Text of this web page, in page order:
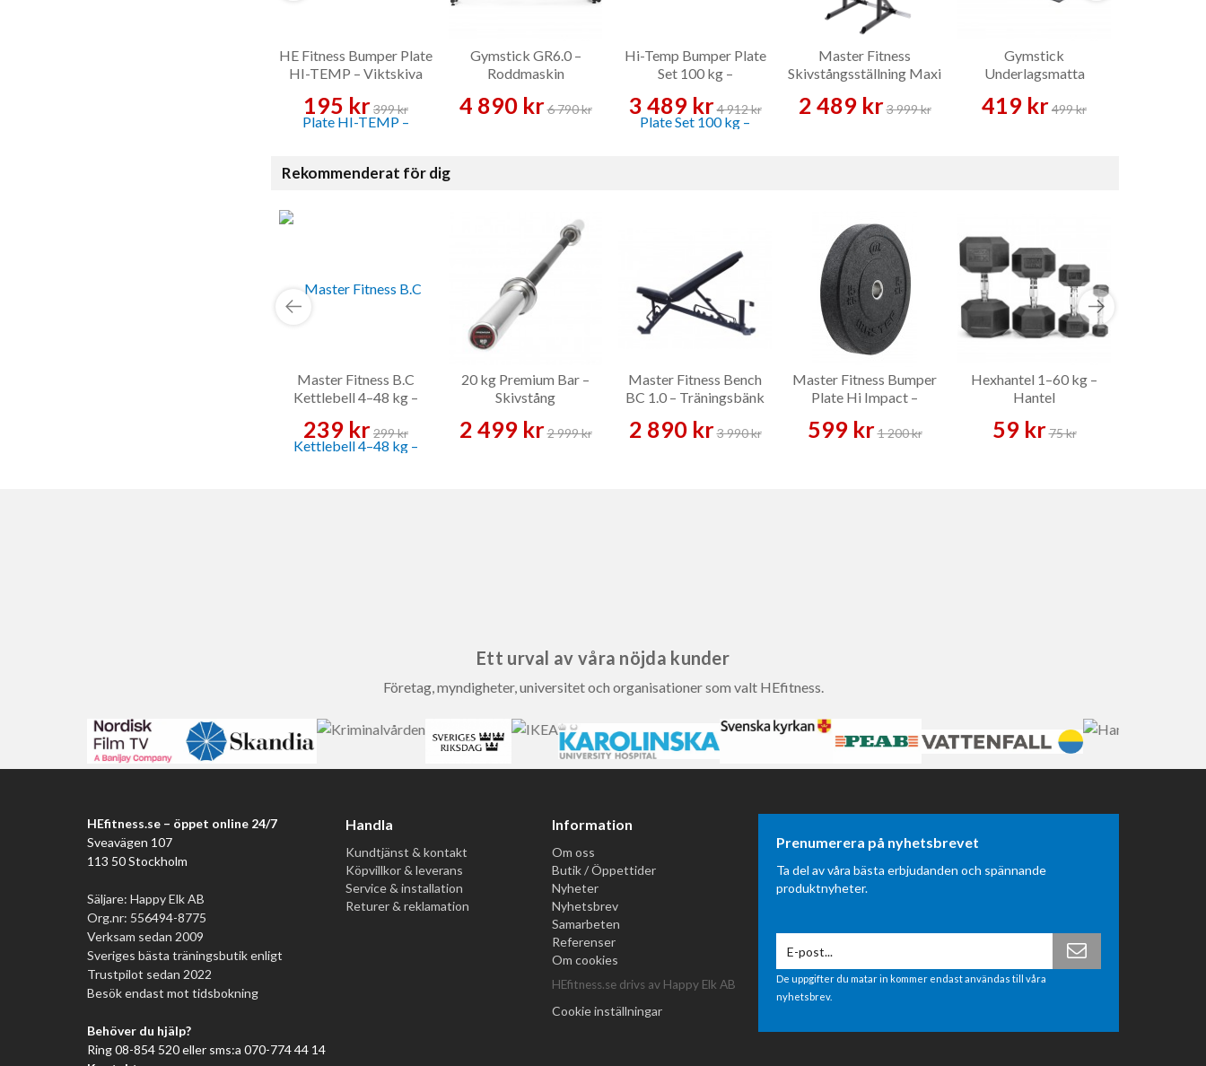
HE Fitness Bumper Plate
HI-TEMP – Viktskiva
195 kr399 kr
Gymstick GR6.0 –
Roddmaskin
4 890 kr6 790 kr
Hi-Temp Bumper Plate
Set 100 kg –
3 489 kr4 912 kr
Master Fitness
Skivstångsställning Maxi
2 489 kr3 999 kr
Gymstick
Underlagsmatta
419 kr499 kr
Rekommenderat för dig
Master Fitness B.C
Kettlebell 4–48 kg –
239 kr299 kr
20 kg Premium Bar –
Skivstång
2 499 kr2 999 kr
Master Fitness Bench
BC 1.0 – Träningsbänk
2 890 kr3 990 kr
Master Fitness Bumper
Plate Hi Impact –
599 kr1 200 kr
Hexhantel 1–60 kg –
Hantel
59 kr75 kr
Ett urval av våra nöjda kunder
Företag, myndigheter, universitet och organisationer som valt HEfitness.
HEfitness.se – öppet online 24/7
Sveavägen 107
113 50 Stockholm
Säljare: Happy Elk AB
Org.nr: 556494-8775
Verksam sedan 2009
Sveriges bästa träningsbutik enligt
Trustpilot sedan 2022
Besök endast mot tidsbokning
Behöver du hjälp?
Ring 08-854 520 eller sms:a 070-774 44 14
Handla
Kundtjänst & kontakt
Köpvillkor & leverans
Service & installation
Returer & reklamation
Information
Om oss
Butik / Öppettider
Nyheter
Nyhetsbrev
Samarbeten
Referenser
Om cookies
HEfitness.se drivs av Happy Elk AB
Cookie inställningar
Prenumerera på nyhetsbrevet
Ta del av våra bästa erbjudanden och spännande
produktnyheter.
De uppgifter du matar in kommer endast användas till våra
nyhetsbrev.